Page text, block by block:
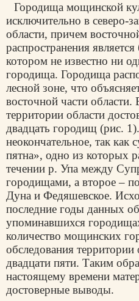
Городища мощинской
исключительно в северо-
области, причем
распространения
котором не известно ни
городища. Городища
лесной зоне, что
восточной части
территории области
двадцать городищ (рис.
неокончательное, так как
пятна», одно из которых
течении р. Упа между
городищами, а второе –
Дуна и Федяшевское.
последние годы данных
упоминавшихся
количество мощинских
обследования территории
двадцати пяти. Таким
настоящему времени
достоверные выводы.